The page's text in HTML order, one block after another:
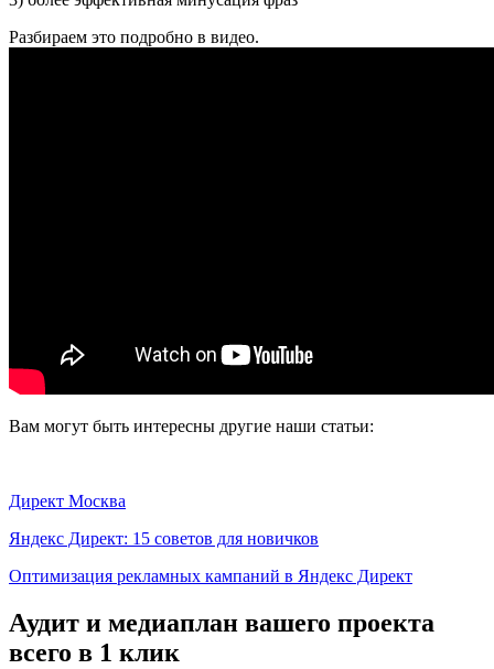
Разбираем это подробно в видео.
Вам могут быть интересны другие наши статьи:
Директ Москва
Яндекс Директ: 15 советов для новичков
Оптимизация рекламных кампаний в Яндекс Директ
Аудит и медиаплан вашего проекта
всего в 1 клик